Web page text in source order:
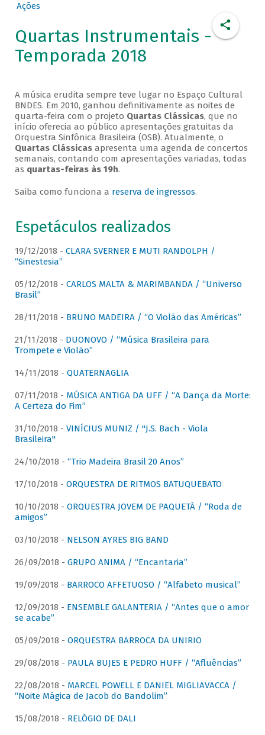
Ações
Quartas Instrumentais -
Temporada 2018
A música erudita sempre teve lugar no Espaço Cultural
BNDES. Em 2010, ganhou definitivamente as noites de
quarta-feira com o projeto Quartas Clássicas, que no
início oferecia ao público apresentações gratuitas da
Orquestra Sinfônica Brasileira (OSB). Atualmente, o
Quartas Clássicasapresenta uma agenda de concertos
semanais, contando com apresentações variadas, todas
as quartas-feiras às 19h.
Saiba como funciona a reserva de ingressos.
Espetáculos realizados
19/12/2018 - CLARA SVERNER E MUTI RANDOLPH /
“Sinestesia”
05/12/2018 - CARLOS MALTA & MARIMBANDA / “Universo
Brasil”
28/11/2018 - BRUNO MADEIRA / “O Violão das Américas”
21/11/2018 - DUONOVO / “Música Brasileira para
Trompete e Violão”
14/11/2018 - QUATERNAGLIA
07/11/2018 - MÚSICA ANTIGA DA UFF / “A Dança da Morte:
A Certeza do Fim”
31/10/2018 - VINÍCIUS MUNIZ / "J.S. Bach - Viola
Brasileira"
24/10/2018 - “Trio Madeira Brasil 20 Anos”
17/10/2018 - ORQUESTRA DE RITMOS BATUQUEBATO
10/10/2018 - ORQUESTRA JOVEM DE PAQUETÁ / “Roda de
amigos”
03/10/2018 - NELSON AYRES BIG BAND
26/09/2018 - GRUPO ANIMA / “Encantaria”
19/09/2018 - BARROCO AFFETUOSO / “Alfabeto musical”
12/09/2018 - ENSEMBLE GALANTERIA / “Antes que o amor
se acabe”
05/09/2018 - ORQUESTRA BARROCA DA UNIRIO
29/08/2018 - PAULA BUJES E PEDRO HUFF / “Afluências”
22/08/2018 - MARCEL POWELL E DANIEL MIGLIAVACCA /
“Noite Mágica de Jacob do Bandolim”
15/08/2018 - RELÓGIO DE DALI